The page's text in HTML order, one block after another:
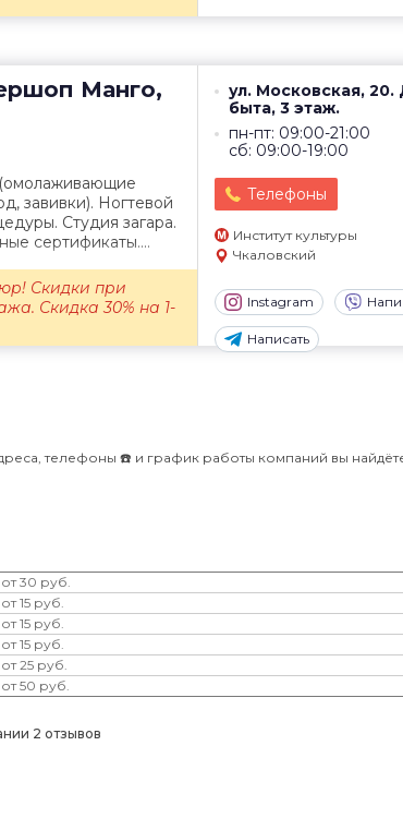
Манго,
ул. Московская,
быта, 3 этаж.
пн-пт: 09:00-21:00
сб: 09:00-19:00
Телефоны
Институт культуры
Чкаловский
Instagram
Написать
(омолаживающие
завивки). Ногтевой
Студия загара.
сертификаты....
Скидки при
Скидка 30% на 1-
телефоны ☎️ и график работы компаний вы
от 30 руб.
от 15 руб.
от 15 руб.
от 15 руб.
от 25 руб.
от 50 руб.
2 отзывов